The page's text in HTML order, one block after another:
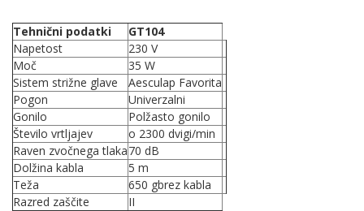
Tehnični podatki
GT104
Napetost
230 V
Moč
35 W
Sistem strižne glave
Aesculap Favorita
Pogon
Univerzalni
Gonilo
Polžasto gonilo
Število vrtljajev
o 2300 dvigi/min
Raven zvočnega tlaka70 dB
Dolžina kabla
5 m
Teža
650 gbrez kabla
Razred zaščite
II